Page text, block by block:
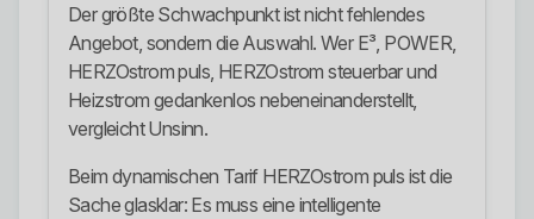
Der größte Schwachpunkt ist nicht fehlendes
Angebot, sondern die Auswahl. Wer E³, POWER,
HERZOstrom puls, HERZOstrom steuerbar und
Heizstrom gedankenlos nebeneinanderstellt,
vergleicht Unsinn.
Beim dynamischen Tarif HERZOstrom puls ist die
Sache glasklar: Es muss eine intelligente